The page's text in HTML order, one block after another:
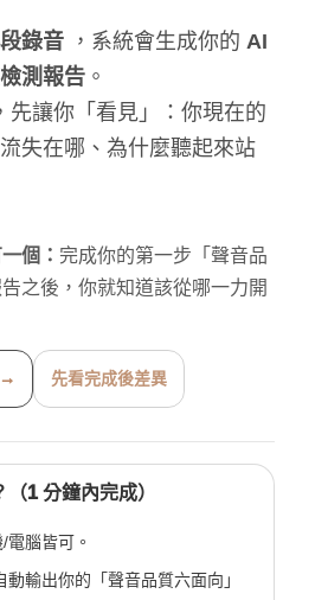
錄音，系統會生成你的 AI
測報告。
先讓你「看見」：你現在的
失在哪、為什麼聽起來站
個： 完成你的第一步「聲音品
之後，你就知道該從哪一力開
→ 先看完成後差異
1 分鐘內完成）
電腦皆可。
動輸出你的「聲音品質六面向」